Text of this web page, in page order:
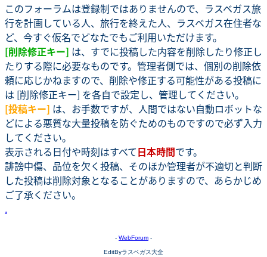
このフォーラムは登録制ではありませんので、ラスベガス旅
行を計画している人、旅行を終えた人、ラスベガス在住者な
ど、今すぐ仮名でどなたでもご利用いただけます。
[削除修正キー] は、すでに投稿した内容を削除したり修正し
たりする際に必要なものです。管理者側では、個別の削除依
頼に応じかねますので、削除や修正する可能性がある投稿に
は [削除修正キー] を各自で設定し、管理してください。
[投稿キー] は、お手数ですが、人間ではない自動ロボットな
どによる悪質な大量投稿を防ぐためのものですので必ず入力
してください。
表示される日付や時刻はすべて日本時間です。
誹謗中傷、品位を欠く投稿、そのほか管理者が不適切と判断
した投稿は削除対象となることがありますので、あらかじめ
ご了承ください。
.
- WebForum -
EditByラスベガス大全